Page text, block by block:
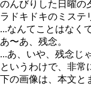
のんびりした日曜の
ラドキドキのミステ
...なんてことはなく
あ〜あ、残念。
...あ、いや、残念じ
というわけで、非常
下の画像は、本文と